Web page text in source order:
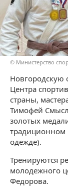
© Министерство
Новгородскую
Центра
страны,
Тимофей
золотых
традиционном
одежде).
Тренируются
молодежного
Федорова.